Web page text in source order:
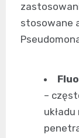
stosowane
–